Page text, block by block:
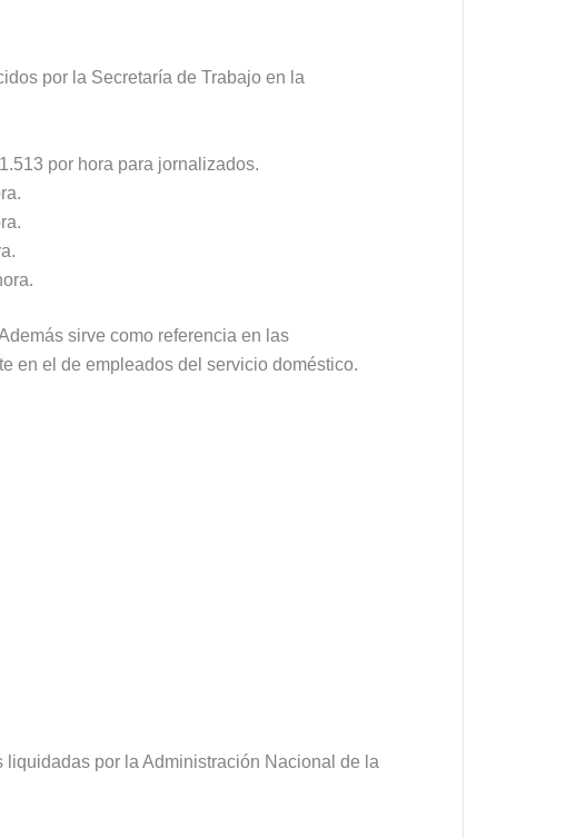
por la Secretaría de Trabajo en la
por hora para jornalizados.
sirve como referencia en las
en el de empleados del servicio doméstico.
por la Administración Nacional de la